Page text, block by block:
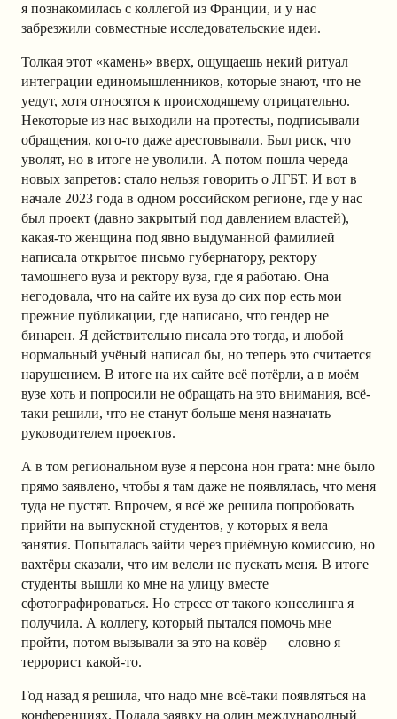
я познакомилась с коллегой из Франции, и у нас
забрезжили совместные исследовательские идеи.
Толкая этот «камень» вверх, ощущаешь некий ритуал
интеграции единомышленников, которые знают, что не
уедут, хотя относятся к происходящему отрицательно.
Некоторые из нас выходили на протесты, подписывали
обращения, кого-то даже арестовывали. Был риск, что
уволят, но в итоге не уволили. А потом пошла череда
новых запретов: стало нельзя говорить о ЛГБТ. И вот в
начале 2023 года в одном российском регионе, где у нас
был проект (давно закрытый под давлением властей),
какая-то женщина под явно выдуманной фамилией
написала открытое письмо губернатору, ректору
тамошнего вуза и ректору вуза, где я работаю. Она
негодовала, что на сайте их вуза до сих пор есть мои
прежние публикации, где написано, что гендер не
бинарен. Я действительно писала это тогда, и любой
нормальный учёный написал бы, но теперь это считается
нарушением. В итоге на их сайте всё потёрли, а в моём
вузе хоть и попросили не обращать на это внимания, всё-
таки решили, что не станут больше меня назначать
руководителем проектов.
А в том региональном вузе я персона нон грата: мне было
прямо заявлено, чтобы я там даже не появлялась, что меня
туда не пустят. Впрочем, я всё же решила попробовать
прийти на выпускной студентов, у которых я вела
занятия. Попыталась зайти через приёмную комиссию, но
вахтёры сказали, что им велели не пускать меня. В итоге
студенты вышли ко мне на улицу вместе
сфотографироваться. Но стресс от такого кэнселинга я
получила. А коллегу, который пытался помочь мне
пройти, потом вызывали за это на ковёр — словно я
террорист какой-то.
Год назад я решила, что надо мне всё-таки появляться на
конференциях. Подала заявку на один международный